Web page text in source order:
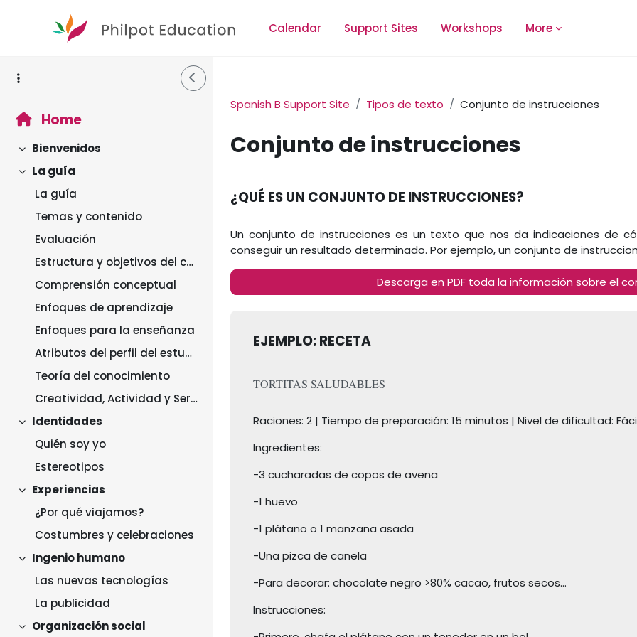
Calendar
Support Sites Workshops More
Side Drawer
Home
Collapse
Bienvenidos
Collapse
La guía
La guía
Temas y contenido
Evaluación
Estructura y objetivos del curso
Comprensión conceptual
Enfoques de aprendizaje
Enfoques para la enseñanza
Atributos del perfil del estudiante de IB
Teoría del conocimiento
Creatividad, Actividad y Servicio
Collapse
Identidades
Quién soy yo
Estereotipos
Collapse
Experiencias
¿Por qué viajamos?
Costumbres y celebraciones
Collapse
Ingenio humano
Las nuevas tecnologías
La publicidad
Collapse
Organización social
Spanish B Support Site Tipos de texto Conjunto de instrucciones
Conjunto de instrucciones
¿QUÉ ES UN CONJUNTO DE INSTRUCCIONES?
Un conjunto de instrucciones es un texto que nos da indicaciones de
conseguir un resultado determinado. Por ejemplo, un conjunto de
Descarga en PDF toda la información sobre el
EJEMPLO: RECETA
TORTITAS SALUDABLES
Raciones: 2 | Tiempo de preparación: 15 minutos | Nivel de dificultad:
Ingredientes:
-3 cucharadas de copos de avena
-1 huevo
-1 plátano o 1 manzana asada
-Una pizca de canela
-Para decorar: chocolate negro >80% cacao, frutos secos…
Instrucciones: